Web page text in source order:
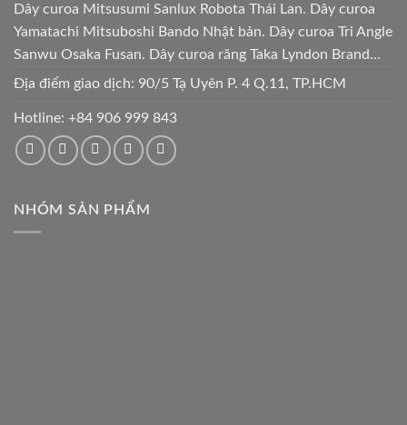
Dây curoa Mitsusumi Sanlux Robota Thái Lan. Dây curoa
Yamatachi Mitsuboshi Bando Nhật bản. Dây curoa Tri Angle
Sanwu Osaka Fusan. Dây curoa răng Taka Lyndon Brand...
Địa điểm giao dịch: 90/5 Tạ Uyên P. 4 Q.11, TP.HCM
Hotline: +84 906 999 843
NHÓM SẢN PHẨM